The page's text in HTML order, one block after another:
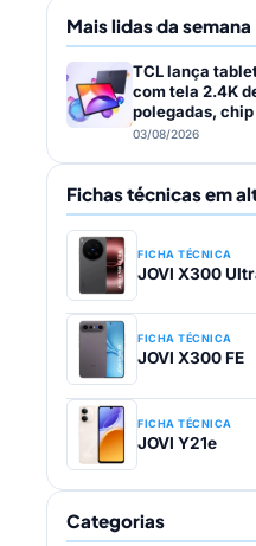
Mais lidas da semana
TCL lança
com tela 2.4K
polegadas,
03/08/2026
Fichas técnicas em
FICHA TÉCNICA
JOVI X300
FICHA TÉCNICA
JOVI X300 FE
FICHA TÉCNICA
JOVI Y21e
Categorias